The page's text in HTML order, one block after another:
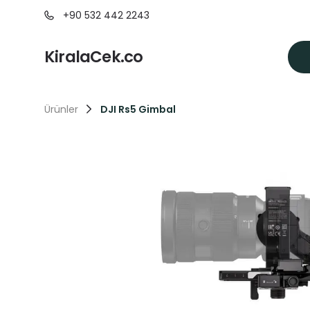
+90 532 442 2243
KiralaCek.co
Ürünler DJI Rs5 Gimbal